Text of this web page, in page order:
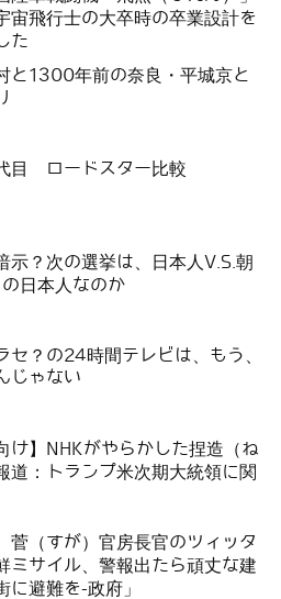
宙飛行士の大卒時の卒業設計を
た
と1300年前の奈良・平城京と
目 ロードスター比較
示？次の選挙は、日本人V.S.朝
日本人なのか
セ？の24時間テレビは、もう、
じゃない
け】NHKがやらかした捏造（ね
道：トランプ米次期大統領に関
菅（すが）官房長官のツィッタ
ミサイル、警報出たら頑丈な建
に避難を-政府」